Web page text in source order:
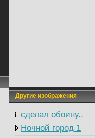
Другие изображения
сделал обоину..
Ночной город 1